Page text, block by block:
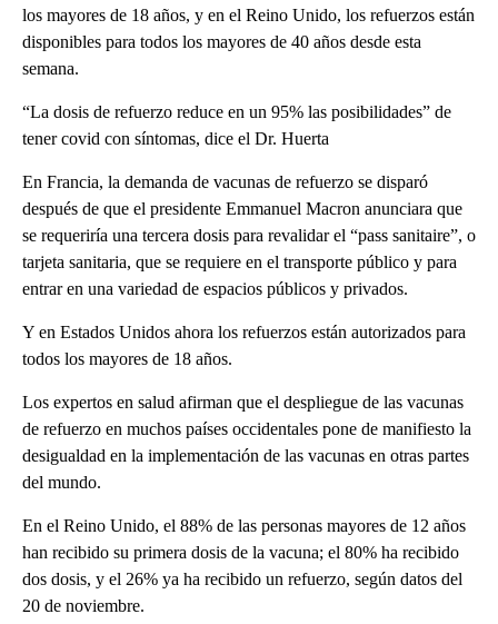
los mayores de 18 años, y en el Reino Unido, los refuerzos están
disponibles para todos los mayores de 40 años desde esta
semana.
“La dosis de refuerzo reduce en un 95% las posibilidades” de
tener covid con síntomas, dice el Dr. Huerta
En Francia, la demanda de vacunas de refuerzo se disparó
después de que el presidente Emmanuel Macron anunciara que
se requeriría una tercera dosis para revalidar el “pass sanitaire”, o
tarjeta sanitaria, que se requiere en el transporte público y para
entrar en una variedad de espacios públicos y privados.
Y en Estados Unidos ahora los refuerzos están autorizados para
todos los mayores de 18 años.
Los expertos en salud afirman que el despliegue de las vacunas
de refuerzo en muchos países occidentales pone de manifiesto la
desigualdad en la implementación de las vacunas en otras partes
del mundo.
En el Reino Unido, el 88% de las personas mayores de 12 años
han recibido su primera dosis de la vacuna; el 80% ha recibido
dos dosis, y el 26% ya ha recibido un refuerzo, según datos del
20 de noviembre.